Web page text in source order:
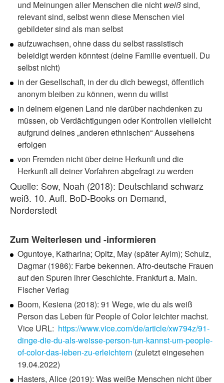
und Meinungen aller Menschen die nicht weißsind,
relevant sind, selbst wenn diese Menschen viel
gebildeter sind als man selbst
aufzuwachsen, ohne dass du selbst rassistisch
beleidigt werden könntest (deine Familie eventuell. Du
selbst nicht)
in der Gesellschaft, in der du dich bewegst, öffentlich
anonym bleiben zu können, wenn du willst
in deinem eigenen Land nie darüber nachdenken zu
müssen, ob Verdächtigungen oder Kontrollen vielleicht
aufgrund deines „anderen ethnischen“ Aussehens
erfolgen
von Fremden nicht über deine Herkunft und die
Herkunft all deiner Vorfahren abgefragt zu werden
Quelle: Sow, Noah (2018): Deutschland schwarz
weiß. 10. Aufl. BoD-Books on Demand,
Norderstedt
Zum Weiterlesen und -informieren
Oguntoye, Katharina; Opitz, May (später Ayim); Schulz,
Dagmar (1986): Farbe bekennen. Afro-deutsche Frauen
auf den Spuren ihrer Geschichte. Frankfurt a. Main.
Fischer Verlag
Boom, Kesiena (2018): 91 Wege, wie du als weiß
Person das Leben für People of Color leichter machst.
Vice URL: https://www.vice.com/de/article/xw794z/91-
dinge-die-du-als-weisse-person-tun-kannst-um-people-
of-color-das-leben-zu-erleichtern (zuletzt eingesehen
19.04.2022)
Hasters, Alice (2019): Was weiße Menschen nicht über